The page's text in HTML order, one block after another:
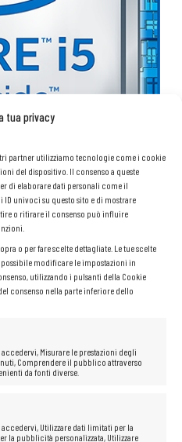
tua privacy
partner utilizziamo tecnologie come i cookie
del dispositivo. Il consenso a queste
di elaborare dati personali come il
univoci su questo sito e di mostrare
o ritirare il consenso può influire
o per fare scelte dettagliate. Le tue scelte
possibile modificare le impostazioni in
utilizzando i pulsanti della Cookie
consenso nella parte inferiore dello
Misurare le prestazioni degli
Comprendere il pubblico attraverso
da fonti diverse.
Utilizzare dati limitati per la
la pubblicità personalizzata, Utilizzare
di un normale disco HDD.
funzionamento silenzioso e da